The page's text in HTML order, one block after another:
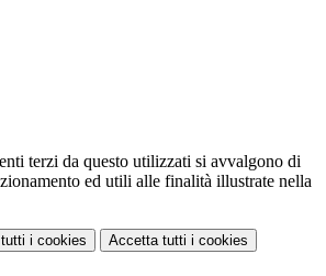
terzi da questo utilizzati si avvalgono di
ed utili alle finalità illustrate nella
i cookies Accetta tutti i cookies